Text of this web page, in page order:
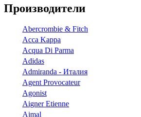
Производители
Abercrombie & Fitch
Acca Kappa
Acqua Di Parma
Adidas
Admiranda - Италия
Agent Provocateur
Agonist
Aigner Etienne
Ajmal